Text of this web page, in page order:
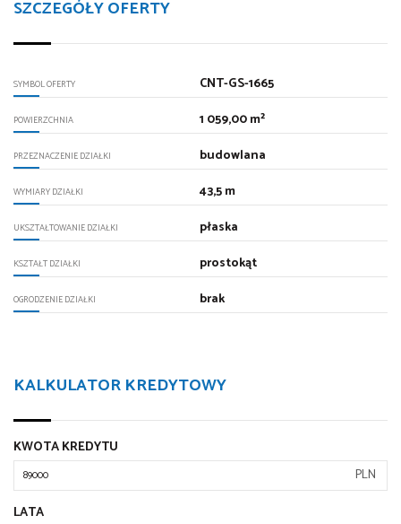
SZCZEGÓŁY OFERTY
SYMBOL OFERTY CNT-GS-1665
POWIERZCHNIA 1 059,00 m²
PRZEZNACZENIE DZIAŁKI budowlana
WYMIARY DZIAŁKI 43,5 m
UKSZTAŁTOWANIE DZIAŁKI płaska
KSZTAŁT DZIAŁKI prostokąt
OGRODZENIE DZIAŁKI brak
KALKULATOR KREDYTOWY
KWOTA KREDYTU
PLN
LATA